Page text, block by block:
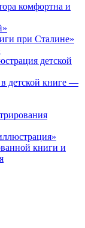
комфортна и
при Сталине»
детской
детской книге —
книги и